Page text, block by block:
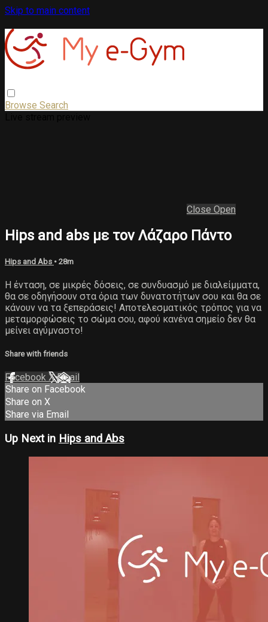
Skip to main content
Browse Search
Close Open
Hips and abs με τον Λάζαρο Πάντο
Hips and Abs • 28m
Η ένταση, σε μικρές δόσεις, σε συνδυασμό με διαλείμματα,
θα σε οδηγήσουν στα όρια των δυνατοτήτων σου και θα σε
κάνουν να τα ξεπεράσεις! Αποτελεσματικός τρόπος για να
μεταμορφώσεις το σώμα σου, αφού κανένα σημείο δεν θα
μείνει αγύμναστο!
Share with friends
Facebook XEmail
Share on Facebook
Share on X
Share via Email
Up Next in Hips and Abs